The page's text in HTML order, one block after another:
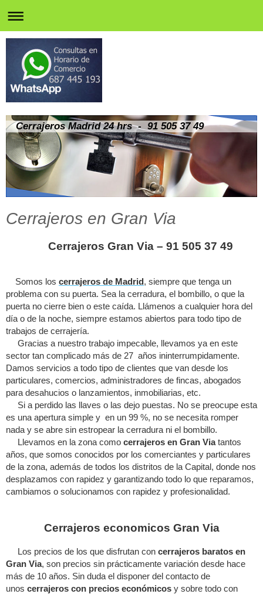
Cerrajeros Madrid 24 hrs - 91 505 37 49
Cerrajeros en Gran Via
Cerrajeros Gran Via – 91 505 37 49
Somos los cerrajeros de Madrid , siempre que tenga un
problema con su puerta. Sea la cerradura, el bombillo, o que la
puerta no cierre bien o este caída. Llámenos a cualquier hora del
día o de la noche, siempre estamos abiertos para todo tipo de
trabajos de cerrajería.
Gracias a nuestro trabajo impecable, llevamos ya en este
sector tan complicado más de 27 años ininterrumpidamente.
Damos servicios a todo tipo de clientes que van desde los
particulares, comercios, administradores de fincas, abogados
para desahucios o lanzamientos, inmobiliarias, etc.
Si a perdido las llaves o las dejo puestas. No se preocupe esta
es una apertura simple y en un 99 %, no se necesita romper
nada y se abre sin estropear la cerradura ni el bombillo.
Llevamos en la zona como cerrajeros en Gran Viatantos
años, que somos conocidos por los comerciantes y particulares
de la zona, además de todos los distritos de la Capital, donde nos
desplazamos con rapidez y garantizando todo lo que reparamos,
cambiamos o solucionamos con rapidez y profesionalidad.
Cerrajeros economicos Gran Via
Los precios de los que disfrutan con cerrajeros baratos en
Gran Via, son precios sin prácticamente variación desde hace
más de 10 años. Sin duda el disponer del contacto de
unos cerrajeros con precios económicos y sobre todo con